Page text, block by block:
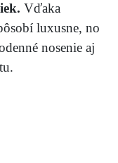
Vďaka
luxusne, no
nosenie aj